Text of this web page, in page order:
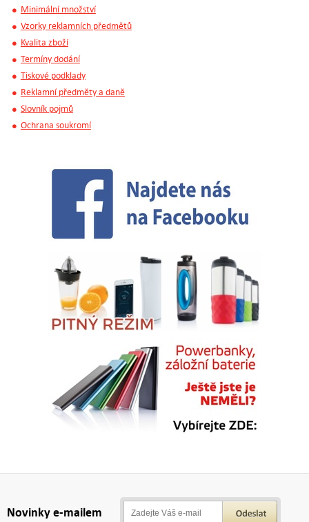
Minimální množství
Vzorky reklamních předmětů
Kvalita zboží
Termíny dodání
Tiskové podklady
Reklamní předměty a daně
Slovník pojmů
Ochrana soukromí
Novinky e-mailem